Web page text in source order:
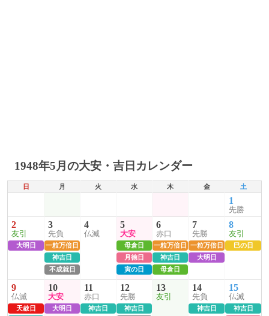
1948年5月の大安・吉日カレンダー
日 月 火 水 木 金 土
1
先勝
2
友引
大明日
3
先負
一粒万倍日
神吉日
不成就日
4
仏滅
5
大安
母倉日
月徳日
寅の日
6
赤口
一粒万倍日
神吉日
母倉日
7
先勝
一粒万倍日
大明日
8
友引
巳の日
9
仏滅
天赦日
10
大安
大明日
11
赤口
神吉日
12
先勝
神吉日
13
友引
14
先負
神吉日
15
仏滅
神吉日